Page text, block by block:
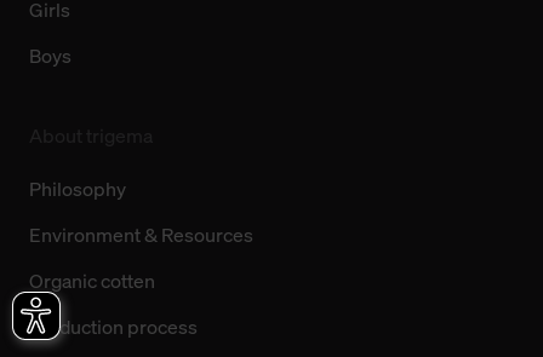
Girls
Boys
Philosophy
Environment & Resources
Organic cotten
Production process